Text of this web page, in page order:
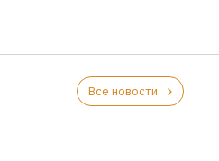
Все новости